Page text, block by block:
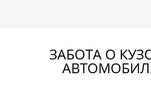
ЗАБОТА О